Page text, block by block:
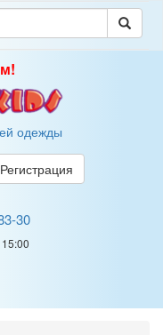
одежды
Регистрация
30